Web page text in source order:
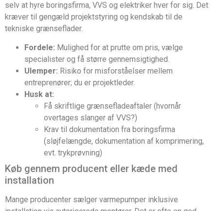
selv at hyre boringsfirma, VVS og elektriker hver for sig. Det
kræver til gengæld projektstyring og kendskab til de
tekniske grænseflader.
Fordele: Mulighed for at prutte om pris, vælge
specialister og få større gennemsigtighed.
Ulemper: Risiko for misforståelser mellem
entreprenører; du er projektleder.
Husk at:
Få skriftlige grænsefladeaftaler (hvornår
overtages slanger af VVS?)
Krav til dokumentation fra boringsfirma
(sløjfelængde, dokumentation af komprimering,
evt. trykprøvning)
Køb gennem producent eller kæde med
installation
Mange producenter sælger varmepumper inklusive